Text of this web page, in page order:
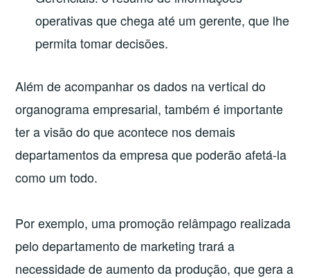
operativas que chega até um gerente, que lhe
permita tomar decisões.
Além de acompanhar os dados na vertical do
organograma empresarial, também é importante
ter a visão do que acontece nos demais
departamentos da empresa que poderão afetá-la
como um todo.
Por exemplo, uma promoção relâmpago realizada
pelo departamento de marketing trará a
necessidade de aumento da produção, que gera a